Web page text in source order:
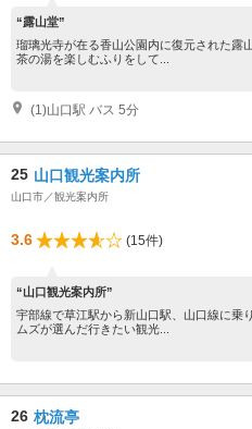
“露山堂”
瑠璃光寺が在る香山公園内に復元された露
茶の湯を楽しむふりをして...
(1)山口駅 バス 5分
25 山口観光案内所
山口市／観光案内所
3.6 (15件)
“山口観光案内所”
宇部線で草江駅から新山口駅、山口線に乗
ムズが選んだ行きたい観光...
26 枕流亭